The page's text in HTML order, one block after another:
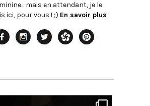
mais en attendant, je le
ici, pour vous ! ;) En savoir plus